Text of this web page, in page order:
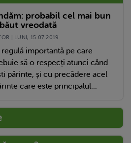
probabil cel mai bun
vreodată
| LUNI, 15.07.2019
regulă importantă pe care
să o respecți atunci când
părinte, și cu precădere acel
care este principalul...